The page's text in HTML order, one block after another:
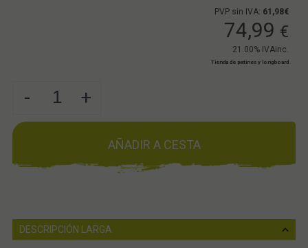
PVP sin IVA: 61,98€
74,99 €
21.00% IVAinc.
Tienda de patines y longboard
- +
AÑADIR A CESTA
DESCRIPCIÓN LARGA